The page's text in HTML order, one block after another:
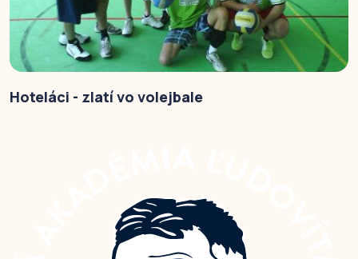
Hoteláci - zlatí vo volejbale